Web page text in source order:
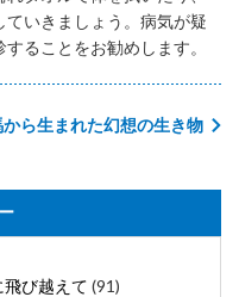
いきましょう。病気が疑
ることをお勧めします。
から生まれた幻想の生き物
び越えて (91)